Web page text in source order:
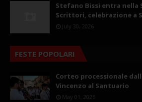
Stefano Bissi entra nella
Scrittori, celebrazione a
July 30, 2026
FESTE POPOLARI
Corteo processionale
Vincenzo al Santuario
May 01, 2025